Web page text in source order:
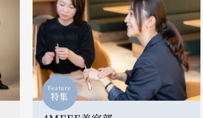
Feature
特集